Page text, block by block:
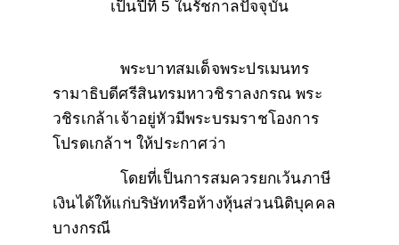
เป็นปีที่ 5 ในรัชกาลปัจจุบัน
พระบาทสมเด็จพระปรเมนทร
รามาธิบดีศรีสินทรมหาวชิราลงกรณ พระ
วชิรเกล้าเจ้าอยู่หัวมีพระบรมราชโองการ
โปรดเกล้าฯ ให้ประกาศว่า
โดยที่เป็นการสมควรยกเว้นภาษี
เงินได้ให้แก่บริษัทหรือห้างหุ้นส่วนนิติบุคคล
บางกรณี